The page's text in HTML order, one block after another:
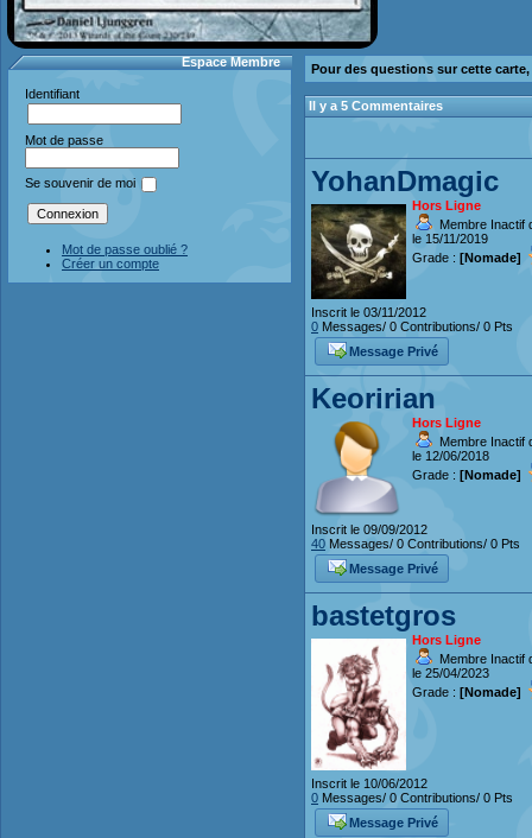
Espace Membre
Identifiant
Mot de passe
Se souvenir de moi
Mot de passe oublié ?
Créer un compte
Pour des questions sur cette
Il y a 5 Commentaires
YohanDmagic
Hors Ligne
Membre Inactif
le 15/11/2019
Grade : [Nomade]
Inscrit le 03/11/2012
0 Messages/ 0 Contributions/ 0 Pts
Message Privé
Keoririan
Hors Ligne
Membre Inactif
le 12/06/2018
Grade : [Nomade]
Inscrit le 09/09/2012
40 Messages/ 0 Contributions/ 0 Pts
Message Privé
bastetgros
Hors Ligne
Membre Inactif
le 25/04/2023
Grade : [Nomade]
Inscrit le 10/06/2012
0 Messages/ 0 Contributions/ 0 Pts
Message Privé